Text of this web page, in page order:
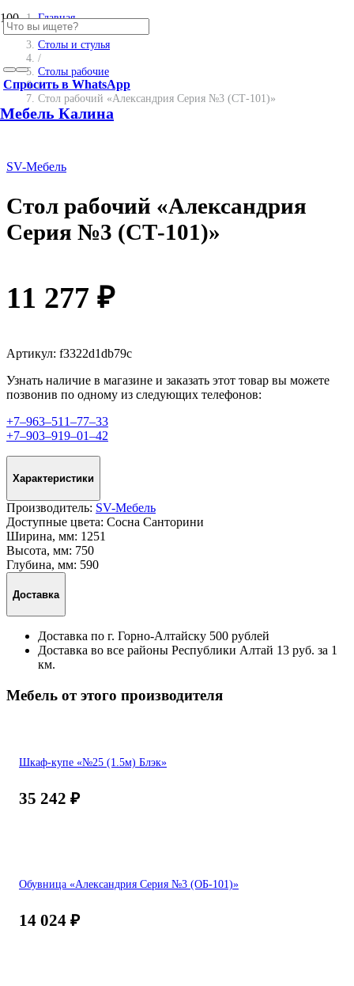
Спросить в WhatsApp
Мебель Калина
Главная
/
Столы и стулья
/
Столы рабочие
/
Стол рабочий «Александрия Серия №3 (СТ-101)»
SV-Мебель
Стол рабочий «Александрия
Серия №3 (СТ-101)»
11 277 ₽
Артикул: f3322d1db79c
Узнать наличие в магазине и заказать этот товар вы можете
позвонив по одному из следующих телефонов:
+7‒963‒511‒77‒33
+7‒903‒919‒01‒42
Характеристики
Производитель: SV-Мебель
Доступные цвета: Сосна Санторини
Ширина, мм: 1251
Высота, мм: 750
Глубина, мм: 590
Доставка
Доставка по г. Горно-Алтайску 500 рублей
Доставка во все районы Республики Алтай 13 руб. за 1
км.
Мебель от этого производителя
Шкаф-купе «№25 (1.5м) Блэк»
35 242 ₽
Обувница «Александрия Серия №3 (ОБ-101)»
14 024 ₽